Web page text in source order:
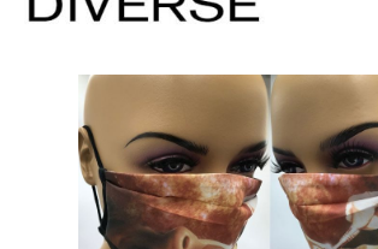
Bildergalerie überspringen